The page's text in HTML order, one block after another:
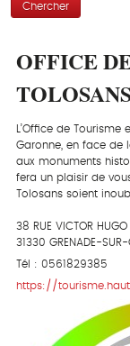
Chercher
OFFICE
L’Office de
Garonne, en face de
aux monuments
fera un plaisir de
Tolosans soient
38 RUE VICTOR HUGO
31330 GRENADE-SUR-
Tél : 0561829385
https://